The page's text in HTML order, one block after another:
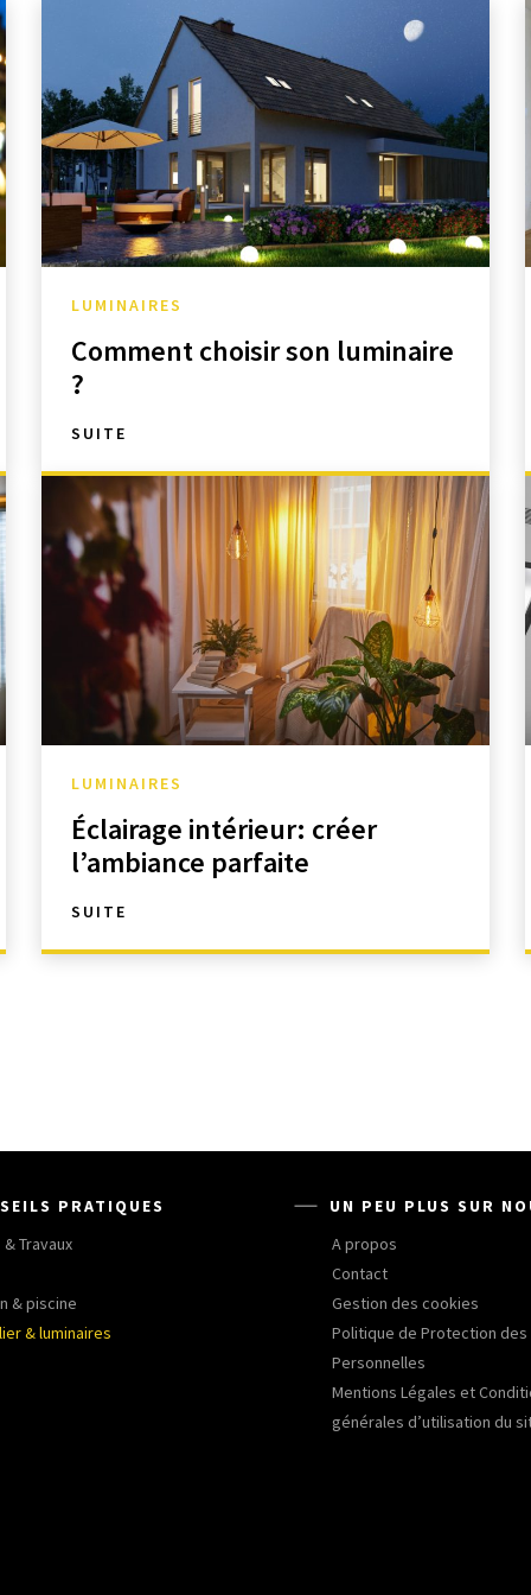
LUMINAIRES
Comment choisir son luminaire
?
SUITE
LUMINAIRES
Éclairage intérieur: créer
l’ambiance parfaite
SUITE
PRATIQUES
Travaux
& piscine
& luminaires
UN PEU PLUS SUR
A propos
Contact
Gestion des cookies
Politique de Protection des
Personnelles
Mentions Légales et
générales d’utilisation du